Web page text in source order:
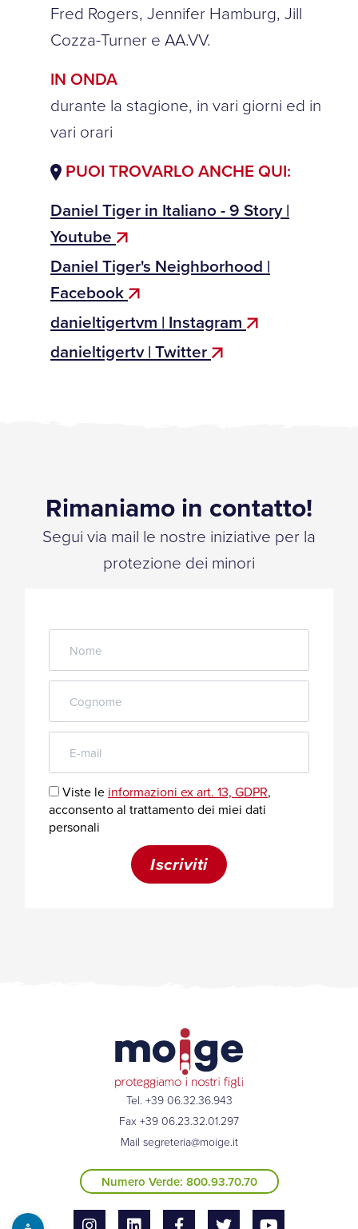
Fred Rogers, Jennifer Hamburg, Jill
Cozza-Turner e AA.VV.
IN ONDA
durante la stagione, in vari giorni ed in
vari orari
PUOI TROVARLO ANCHE QUI:
Daniel Tiger in Italiano - 9 Story |
Youtube
Daniel Tiger's Neighborhood |
Facebook
danieltigertvm | Instagram
danieltigertv | Twitter
Rimaniamo in contatto!
Segui via mail le nostre iniziative per la
protezione dei minori
Tel. +39 06.32.36.943
Fax +39 06.23.32.01.297
Mail segreteria@moige.it
Numero Verde: 800.93.70.70